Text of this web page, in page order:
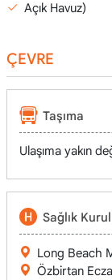
Açık Havuz)
ÇEVRE
Taşıma
Ulaşıma yakın
Sağlık
Long Beach
Özbirtan